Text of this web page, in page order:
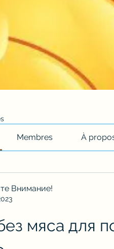
Membres À
Внимание!
мяса для